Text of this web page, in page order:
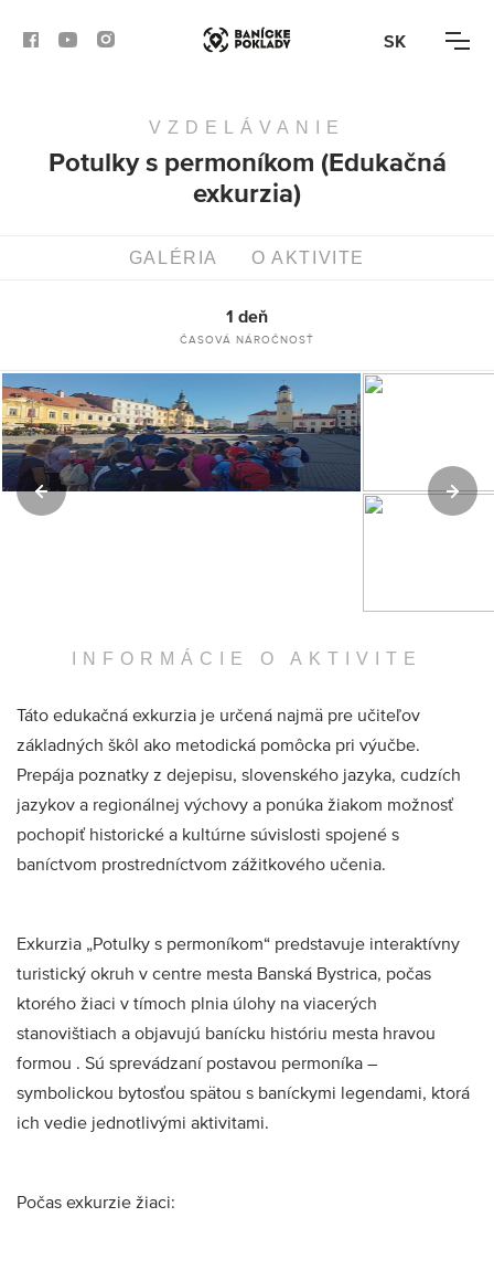
SK
TRASY
ČLÁNKY
BANSKÁ BYSTRICA
KREMNICA
VZDELÁVANIE
Potulky s permoníkom (Edukačná
exkurzia)
GALÉRIA O AKTIVITE
1 deň
ČASOVÁ NÁROČNOSŤ
INFORMÁCIE O AKTIVITE
Táto edukačná exkurzia je určená najmä pre učiteľov
základných škôl ako metodická pomôcka pri výučbe.
Prepája poznatky z dejepisu, slovenského jazyka, cudzích
jazykov a regionálnej výchovy a ponúka žiakom možnosť
pochopiť historické a kultúrne súvislosti spojené s
baníctvom prostredníctvom zážitkového učenia.
Exkurzia „Potulky s permoníkom“ predstavuje interaktívny
turistický okruh v centre mesta Banská Bystrica, počas
ktorého žiaci v tímoch plnia úlohy na viacerých
stanovištiach a objavujú banícku históriu mesta hravou
formou . Sú sprevádzaní postavou permoníka –
symbolickou bytosťou spätou s baníckymi legendami, ktorá
ich vedie jednotlivými aktivitami.
Počas exkurzie žiaci: